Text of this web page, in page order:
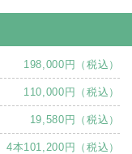
198,000円（税込）
110,000円（税込）
19,580円（税込）
4本101,200円（税込）